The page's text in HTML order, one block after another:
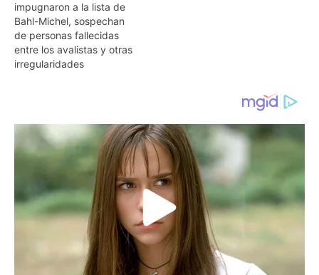
impugnaron a la lista de
Bahl-Michel, sospechan
de personas fallecidas
entre los avalistas y otras
irregularidades